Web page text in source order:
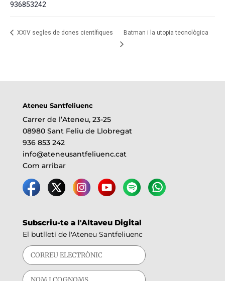
936853242
XXIV segles de dones científiques Batman i la utopia tecnològica
Ateneu Santfeliuenc
Carrer de l’Ateneu, 23-25
08980 Sant Feliu de Llobregat
936 853 242
info@ateneusantfeliuenc.cat
Com arribar
Subscriu-te a l'Altaveu Digital
El butlletí de l'Ateneu Santfeliuenc